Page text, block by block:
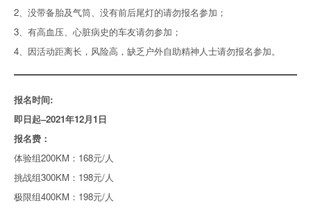
2、没带备胎及气筒、没有前后尾灯的请勿报名参加；
3、有高血压、心脏病史的车友请勿参加；
4、因活动距离长，风险高，缺乏户外自助精神人士请勿报名参加。
报名时间:
即日起–2021年12月1日
报名费：
体验组200KM：168元/人
挑战组300KM：198元/人
极限组400KM：198元/人